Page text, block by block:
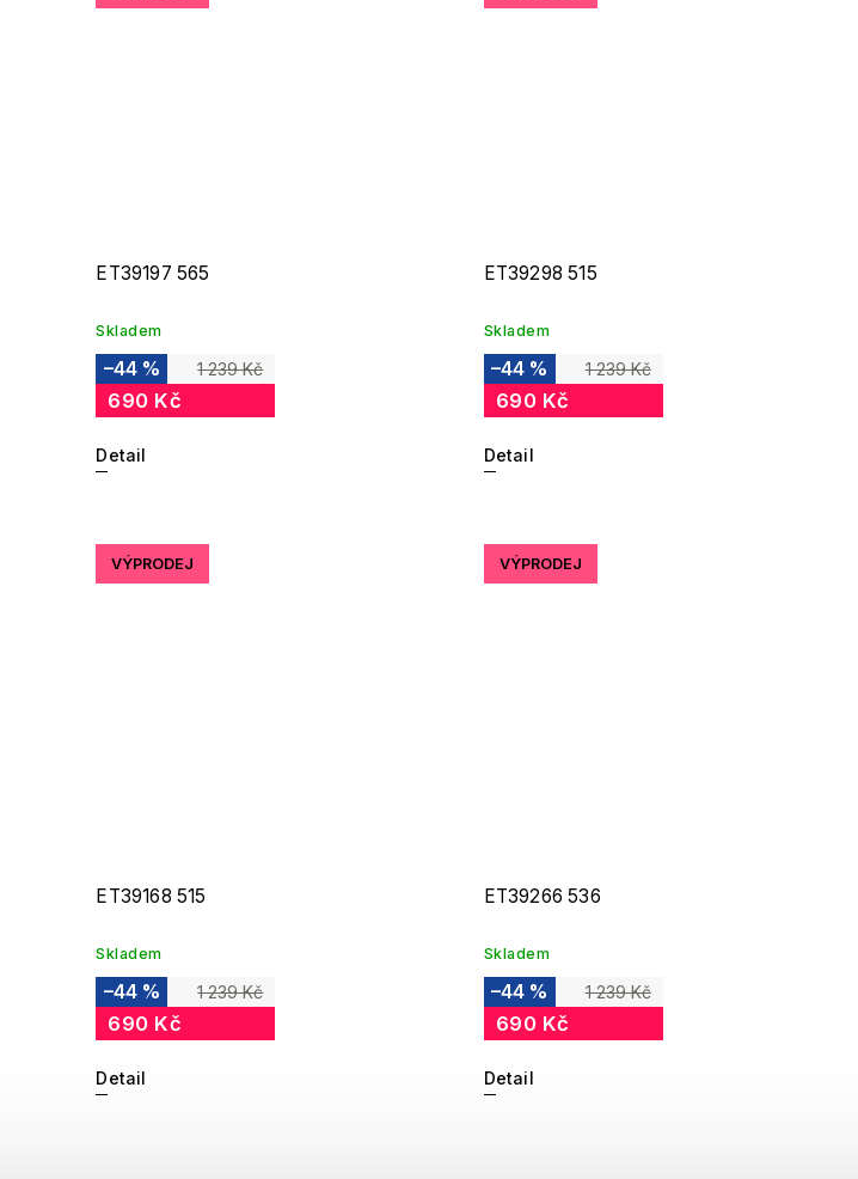
ET39197 565
Skladem
1 239 Kč
–44 %
690 Kč
Detail
ET39298 515
Skladem
1 239 Kč
–44 %
690 Kč
Detail
VÝPRODEJ
ET39168 515
Skladem
1 239 Kč
–44 %
690 Kč
Detail
VÝPRODEJ
ET39266 536
Skladem
1 239 Kč
–44 %
690 Kč
Detail